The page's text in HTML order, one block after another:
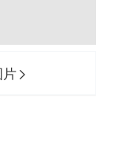
片